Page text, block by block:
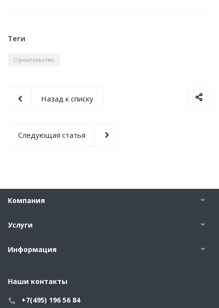
Теги
Строительство
Назад к списку
Следующая статья
Компания
Услуги
Информация
Наши контакты
+7(495) 196 56 84